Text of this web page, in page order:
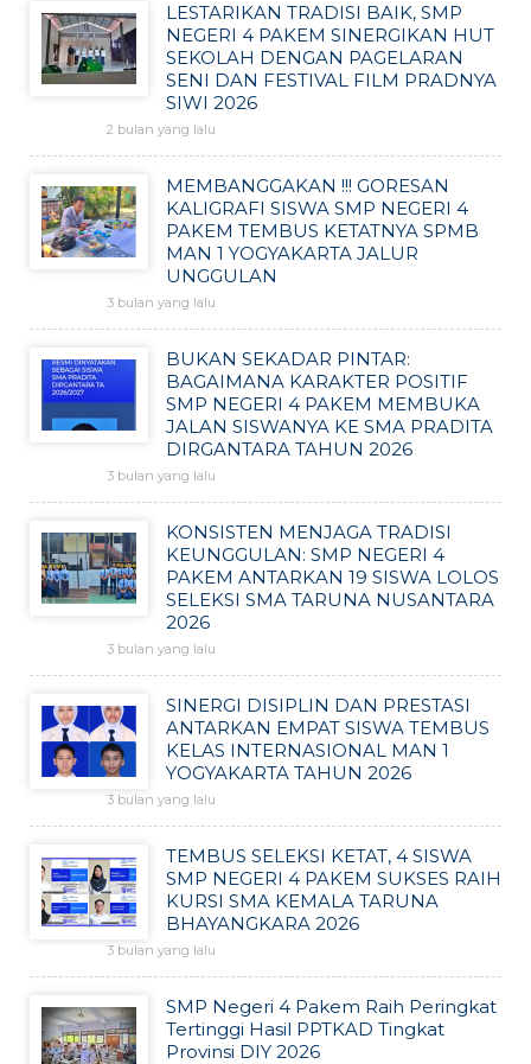
LESTARIKAN TRADISI BAIK, SMP
NEGERI 4 PAKEM SINERGIKAN HUT
SEKOLAH DENGAN PAGELARAN
SENI DAN FESTIVAL FILM PRADNYA
SIWI 2026
2 bulan yang lalu
MEMBANGGAKAN !!! GORESAN
KALIGRAFI SISWA SMP NEGERI 4
PAKEM TEMBUS KETATNYA SPMB
MAN 1 YOGYAKARTA JALUR
UNGGULAN
3 bulan yang lalu
BUKAN SEKADAR PINTAR:
BAGAIMANA KARAKTER POSITIF
SMP NEGERI 4 PAKEM MEMBUKA
JALAN SISWANYA KE SMA PRADITA
DIRGANTARA TAHUN 2026
3 bulan yang lalu
KONSISTEN MENJAGA TRADISI
KEUNGGULAN: SMP NEGERI 4
PAKEM ANTARKAN 19 SISWA LOLOS
SELEKSI SMA TARUNA NUSANTARA
2026
3 bulan yang lalu
SINERGI DISIPLIN DAN PRESTASI
ANTARKAN EMPAT SISWA TEMBUS
KELAS INTERNASIONAL MAN 1
YOGYAKARTA TAHUN 2026
3 bulan yang lalu
TEMBUS SELEKSI KETAT, 4 SISWA
SMP NEGERI 4 PAKEM SUKSES RAIH
KURSI SMA KEMALA TARUNA
BHAYANGKARA 2026
3 bulan yang lalu
SMP Negeri 4 Pakem Raih Peringkat
Tertinggi Hasil PPTKAD Tingkat
Provinsi DIY 2026